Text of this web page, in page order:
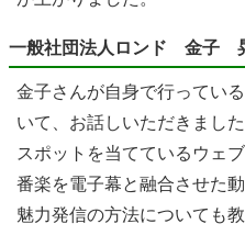
一般社団法人ロンド 金子
金子さんが自身で行ってい
いて、お話しいただきまし
スポットを当てているウェ
番楽を電子幕と融合させた
魅力発信の方法についても